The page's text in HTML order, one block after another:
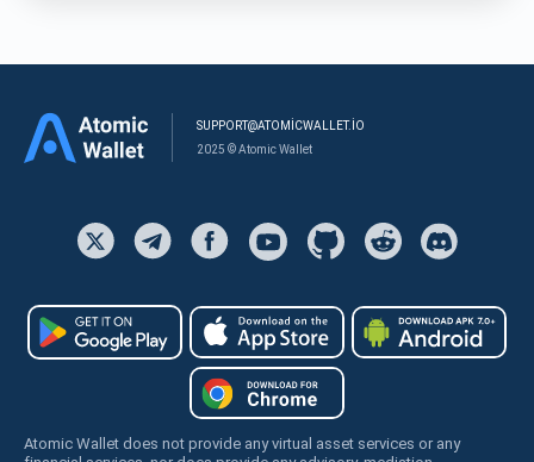
SUPPORT@ATOMICWALLET.IO
2025 © Atomic Wallet
Atomic Wallet does not provide any virtual asset services or any